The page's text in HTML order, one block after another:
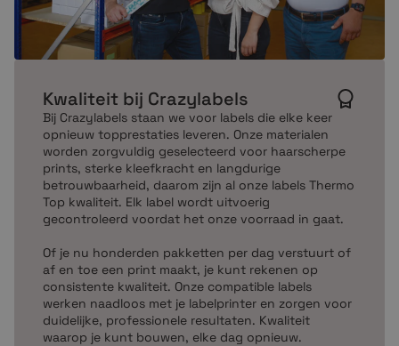
Kwaliteit bij Crazylabels
Bij Crazylabels staan we voor labels die elke keer
opnieuw topprestaties leveren. Onze materialen
worden zorgvuldig geselecteerd voor haarscherpe
prints, sterke kleefkracht en langdurige
betrouwbaarheid, daarom zijn al onze labels Thermo
Top kwaliteit. Elk label wordt uitvoerig
gecontroleerd voordat het onze voorraad in gaat.
Of je nu honderden pakketten per dag verstuurt of
af en toe een print maakt, je kunt rekenen op
consistente kwaliteit. Onze compatible labels
werken naadloos met je labelprinter en zorgen voor
duidelijke, professionele resultaten. Kwaliteit
waarop je kunt bouwen, elke dag opnieuw.